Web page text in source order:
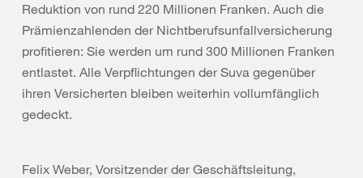
Reduktion von rund 220 Millionen Franken. Auch die
Prämienzahlenden der Nichtberufsunfallversicherung
profitieren: Sie werden um rund 300 Millionen Franken
entlastet. Alle Verpflichtungen der Suva gegenüber
ihren Versicherten bleiben weiterhin vollumfänglich
gedeckt.
Felix Weber, Vorsitzender der Geschäftsleitung,